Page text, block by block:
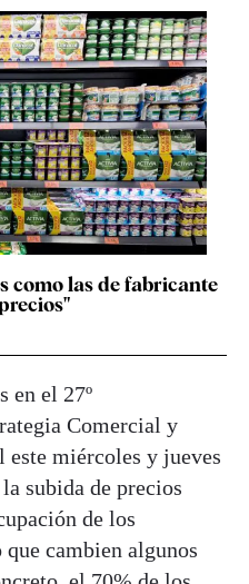
como las de fabricante
en el 27º
Comercial y
miércoles y jueves
subida de precios
de los
cambien algunos